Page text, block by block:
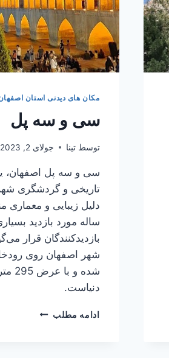
مکان های دیدنی استان
سی و سه پل
توسط تینا جولای 2, 2023
سی و سه پل اصفهان،
تاریخی و گردشگری
دلیل زیبایی و
ساله مورد بازدید
بازدیدکنندگان قرار
شهر اصفهان روی
شده
دنیاست.
ادامه مطلب سی